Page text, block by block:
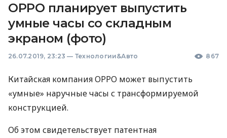
OPPO планирует выпустить
умные часы со складным
экраном (фото)
26.07.2019, 23:23 — Технологии&Авто 867
Китайская компанияOPPO может выпустить
«умные» наручные часы с трансформируемой
конструкцией.
Об этом свидетельствует патентная